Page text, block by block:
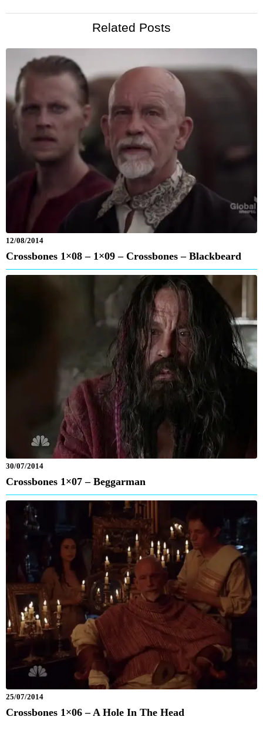
Related Posts
12/08/2014
Crossbones 1×08 – 1×09 – Crossbones – Blackbeard
30/07/2014
Crossbones 1×07 – Beggarman
25/07/2014
Crossbones 1×06 – A Hole In The Head